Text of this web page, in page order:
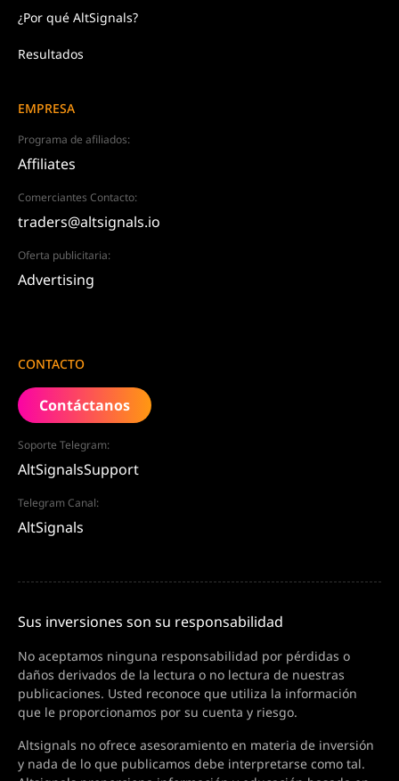
¿Por qué AltSignals?
Resultados
EMPRESA
Programa de afiliados:
Affiliates
Comerciantes Contacto:
traders@altsignals.io
Oferta publicitaria:
Advertising
CONTACTO
Contáctanos
Soporte Telegram:
AltSignalsSupport
Telegram Canal:
AltSignals
Sus inversiones son su responsabilidad
No aceptamos ninguna responsabilidad por pérdidas o
daños derivados de la lectura o no lectura de nuestras
publicaciones. Usted reconoce que utiliza la información
que le proporcionamos por su cuenta y riesgo.
Altsignals no ofrece asesoramiento en materia de inversión
y nada de lo que publicamos debe interpretarse como tal.